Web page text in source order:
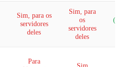
Sim, para os
servidores
deles
Sim, para
os
servidores
deles
Para
Sim